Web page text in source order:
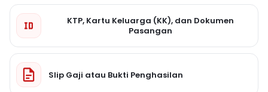
KTP, Kartu Keluarga (KK), dan Dokumen
Pasangan
Slip Gaji atau Bukti Penghasilan